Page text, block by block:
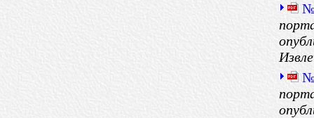
№
№